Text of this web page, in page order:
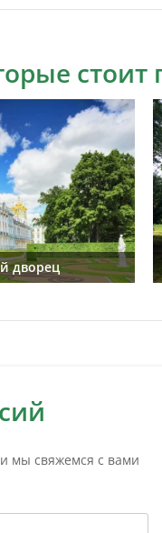
стоит
дворец
мы свяжемся с вами